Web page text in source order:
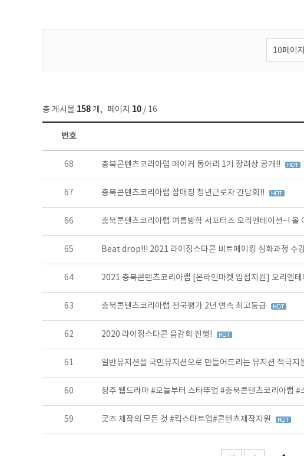
총 게시물 158 개, 페이지 10 / 16
콘텐츠이슈 목록 - 번호, 제목, 작성자, 파일, 조회수, 작성일 정보 제공
번호
68 충북콘텐츠코리아랩 메이커 동아리 1기 장려상 공개!!
67 충북콘텐츠코리아랩 잡매칭 청년근로자 간담회!!
66 충북콘텐츠코리아랩 여름방학 서포터즈 오리엔테이션~! 올
65 Beat drop!!! 2021 라이징스타콘 비트메이킹 심화과정 수
64 2021 충북콘텐츠코리아랩 [온라인마켓 입점지원] 오리엔테
63 충북콘텐츠코리아랩 전국평가 2년 연속 최고등급
62 2020 라이징스타콘 음감회 진행!
61 일반뮤지션을 국민뮤지션으로 만들어드리는 뮤지션 적극지
60 청주 웹드라마 #오늘부터 스타뚜업 #충북콘텐츠코리아랩 #
59 굿즈 제작의 모든 것 #킥스타트업#콘텐츠제작지원